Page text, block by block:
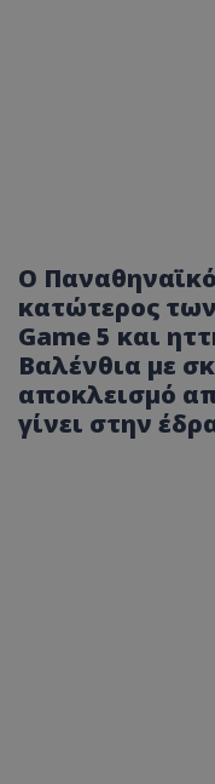
Ο
κατώτερος
Game 5 και
Βαλένθια με
αποκλεισμό
γίνει στην